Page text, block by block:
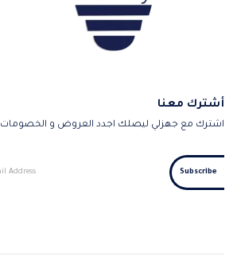
أشترك معنا
اشترك مع جهزلي ليصلك اجدد العروض و الخصومات